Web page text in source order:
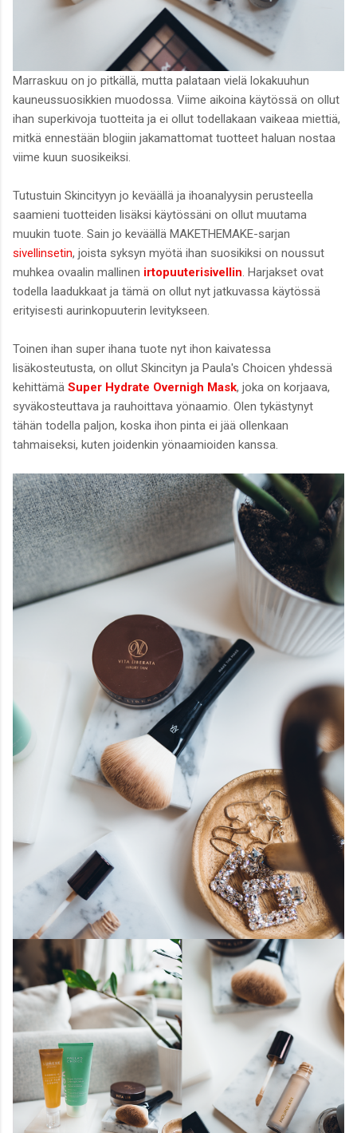
Marraskuu on jo pitkällä, mutta palataan vielä lokakuuhun
kauneussuosikkien muodossa. Viime aikoina käytössä on ollut
ihan superkivoja tuotteita ja ei ollut todellakaan vaikeaa miettiä,
mitkä ennestään blogiin jakamattomat tuotteet haluan nostaa
viime kuun suosikeiksi.
Tutustuin Skincityyn jo keväällä ja ihoanalyysin perusteella
saamieni tuotteiden lisäksi käytössäni on ollut muutama
muukin tuote. Sain jo keväällä MAKETHEMAKE-sarjan
sivellinsetin, joista syksyn myötä ihan suosikiksi on noussut
muhkea ovaalin mallinen irtopuuterisivellin. Harjakset ovat
todella laadukkaat ja tämä on ollut nyt jatkuvassa käytössä
erityisesti aurinkopuuterin levitykseen.
Toinen ihan super ihana tuote nyt ihon kaivatessa
lisäkosteutusta, on ollut Skincityn ja Paula's Choicen yhdessä
kehittämä Super Hydrate Overnigh Mask, joka on korjaava,
syväkosteuttava ja rauhoittava yönaamio. Olen tykästynyt
tähän todella paljon, koska ihon pinta ei jää ollenkaan
tahmaiseksi, kuten joidenkin yönaamioiden kanssa.